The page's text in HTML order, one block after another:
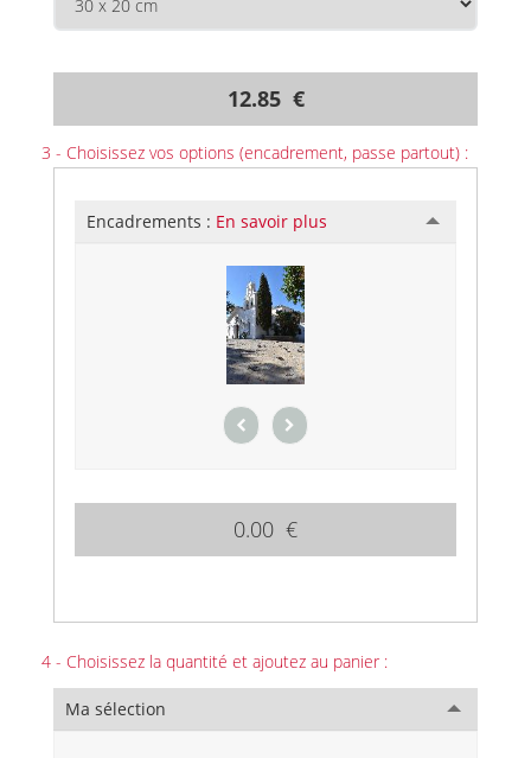
12.85 €
3 - Choisissez vos options (encadrement, passe partout) :
Encadrements : En savoir plus
0.00 €
4 - Choisissez la quantité et ajoutez au panier :
Ma sélection